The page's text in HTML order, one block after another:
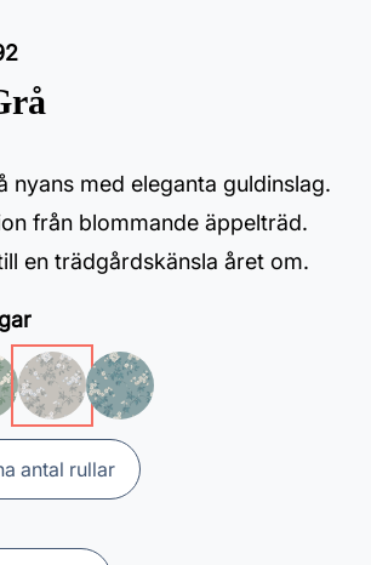
nyans med eleganta guldinslag.
från blommande äppelträd.
en trädgårdskänsla året om.
antal rullar